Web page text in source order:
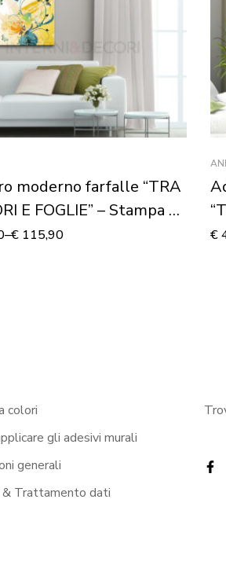
moderno farfalle “TRA
E FOGLIE” – Stampa su
–€ 115,90 €
colori
gli adesivi murali
generali
& Trattamento dati